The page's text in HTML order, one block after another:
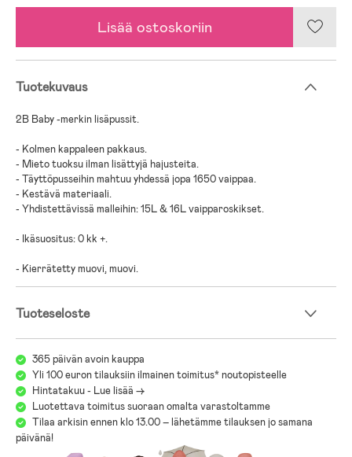
Lisää ostoskoriin
Tuotekuvaus
2B Baby -merkin lisäpussit.
- Kolmen kappaleen pakkaus.
- Mieto tuoksu ilman lisättyjä hajusteita.
- Täyttöpusseihin mahtuu yhdessä jopa 1650 vaippaa.
- Kestävä materiaali.
- Yhdistettävissä malleihin: 15L & 16L vaipparoskikset.
- Ikäsuositus: 0 kk +.
- Kierrätetty muovi, muovi.
Tuoteseloste
365 päivän avoin kauppa
Yli 100 euron tilauksiin ilmainen toimitus* noutopisteelle
Hintatakuu - Lue lisää ->
Luotettava toimitus suoraan omalta varastoltamme
Tilaa arkisin ennen klo 13.00 – lähetämme tilauksen jo samana
päivänä!